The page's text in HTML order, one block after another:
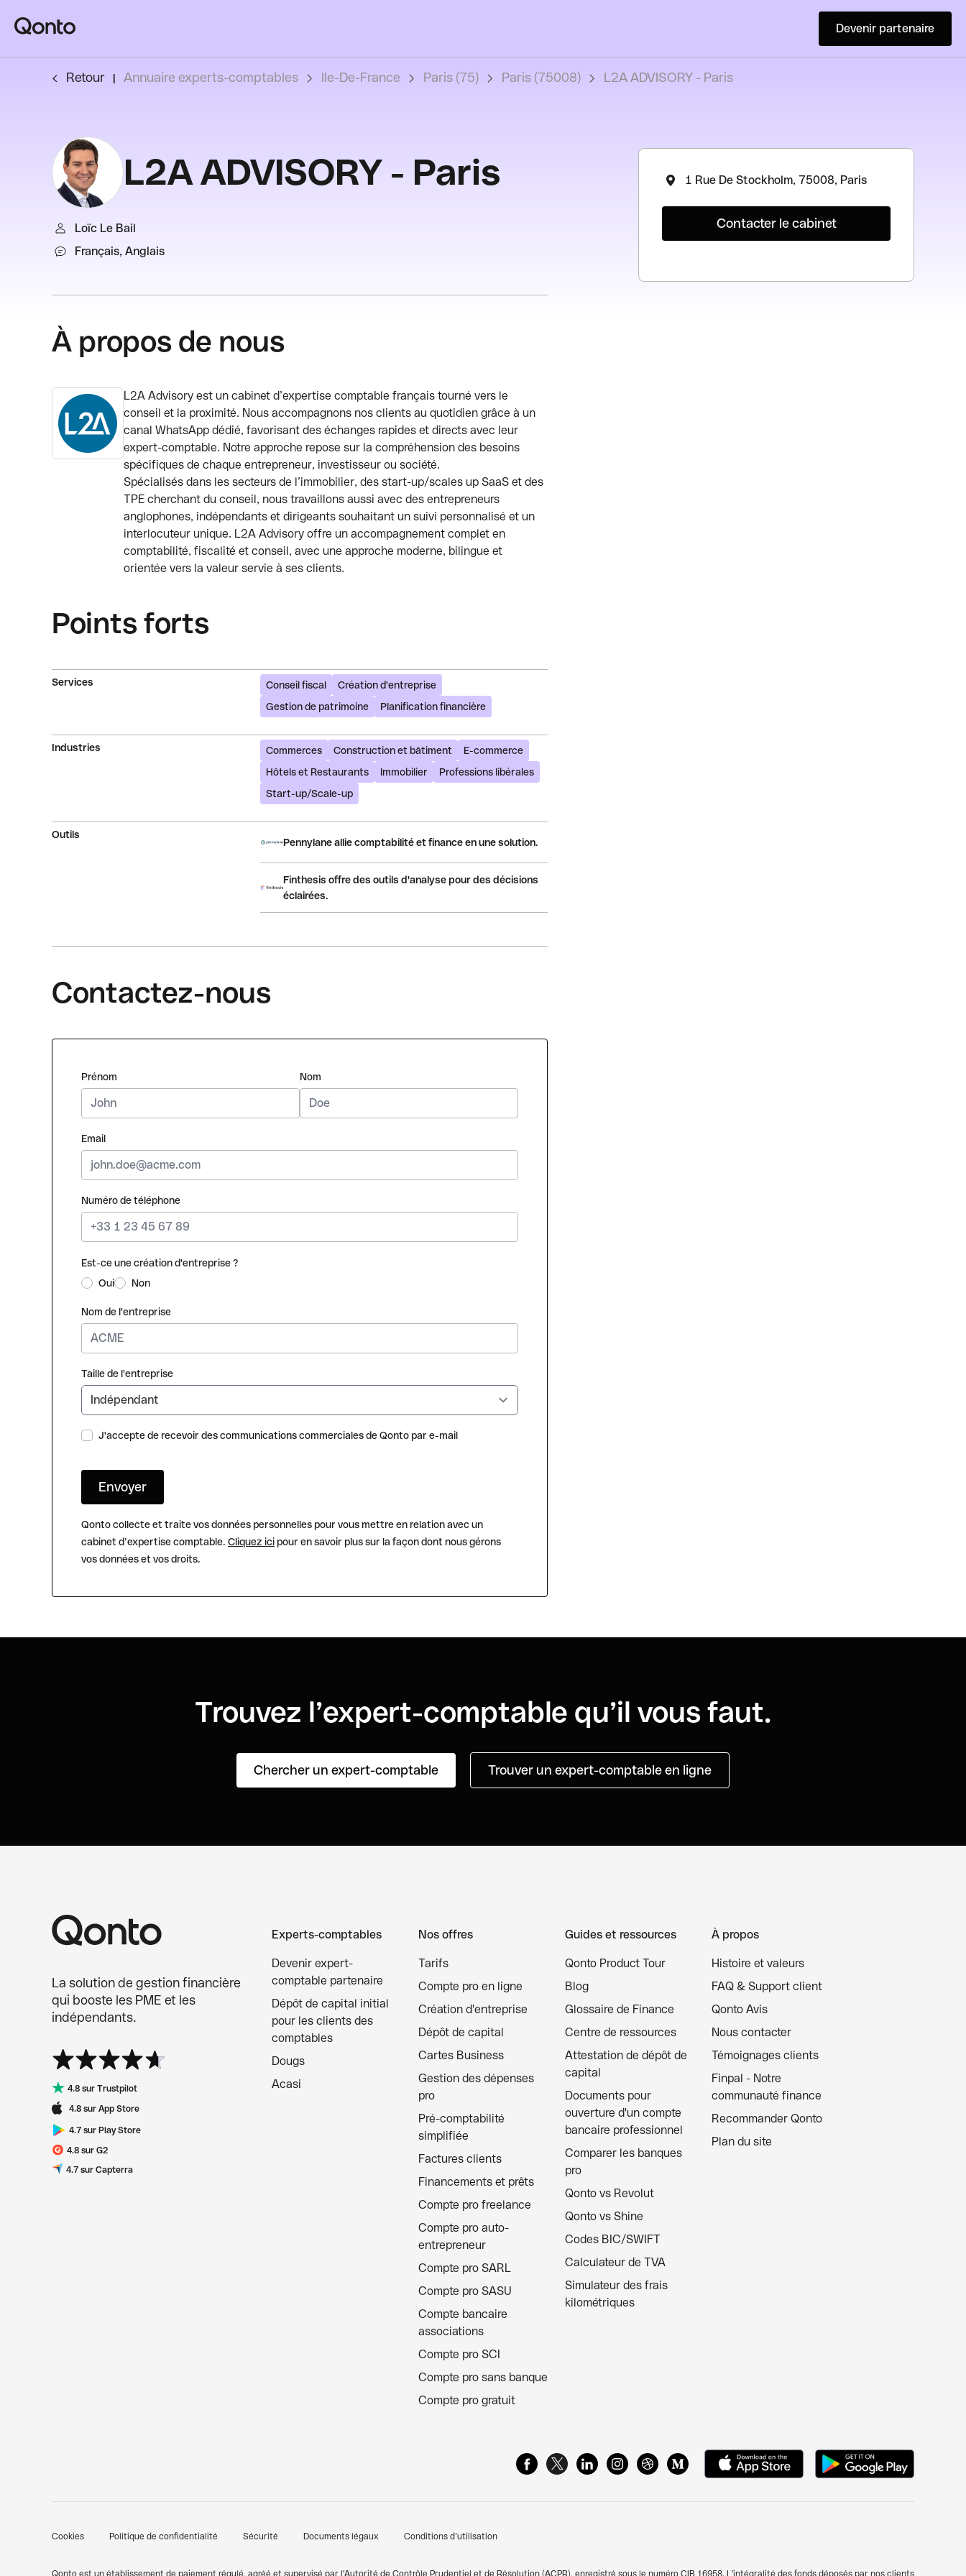
Devenir partenaire
Retour Annuaire experts-comptables Ile-De-France Paris (75) Paris (75008) L2A ADVISORY - Paris
L2A ADVISORY - Paris
Loïc Le Bail
Français, Anglais
À propos de nous
L2A Advisory est un cabinet d’expertise comptable français tourné vers le
conseil et la proximité. Nous accompagnons nos clients au quotidien grâce à un
canal WhatsApp dédié, favorisant des échanges rapides et directs avec leur
expert-comptable. Notre approche repose sur la compréhension des besoins
spécifiques de chaque entrepreneur, investisseur ou société.
Spécialisés dans les secteurs de l’immobilier, des start-up/scales up SaaS et des
TPE cherchant du conseil, nous travaillons aussi avec des entrepreneurs
anglophones, indépendants et dirigeants souhaitant un suivi personnalisé et un
interlocuteur unique. L2A Advisory offre un accompagnement complet en
comptabilité, fiscalité et conseil, avec une approche moderne, bilingue et
orientée vers la valeur servie à ses clients.
Points forts
Services Conseil fiscal
Création d'entreprise
Gestion de patrimoine
Planification financière
Industries Commerces Construction et bâtiment
E-commerce
Hôtels et Restaurants
Immobilier
Professions libérales
Start-up/Scale-up
Outils
Pennylane allie comptabilité et finance en une solution.
Finthesis offre des outils d'analyse pour des décisions
éclairées.
Contactez-nous
Prénom Nom
Email
Numéro de téléphone
Est-ce une création d'entreprise ?
Oui
Non
Nom de l'entreprise
Taille de l'entreprise
J'accepte de recevoir des communications commerciales de Qonto par e-mail
Qonto collecte et traite vos données personnelles pour vous mettre en relation avec un
cabinet d’expertise comptable. Cliquez ici pour en savoir plus sur la façon dont nous gérons
vos données et vos droits.
1 Rue De Stockholm, 75008, Paris
Contacter le cabinet
Trouvez l’expert-comptable qu’il vous faut.
Chercher un expert-comptable Trouver un expert-comptable en ligne
La solution de gestion financière
qui booste les PME et les
indépendants.
4.8 sur Trustpilot
4.8 sur App Store
4.7 sur Play Store
4.8 sur G2
4.7 sur Capterra
Experts-comptables
Devenir expert-
comptable partenaire
Dépôt de capital initial
pour les clients des
comptables
Dougs
Acasi
Nos offres
Tarifs
Compte pro en ligne
Création d'entreprise
Dépôt de capital
Cartes Business
Gestion des dépenses
pro
Pré-comptabilité
simplifiée
Factures clients
Financements et prêts
Compte pro freelance
Compte pro auto-
entrepreneur
Compte pro SARL
Compte pro SASU
Compte bancaire
associations
Compte pro SCI
Compte pro sans banque
Compte pro gratuit
Guides et ressources
Qonto Product Tour
Blog
Glossaire de Finance
Centre de ressources
Attestation de dépôt de
capital
Documents pour
ouverture d'un compte
bancaire professionnel
Comparer les banques
pro
Qonto vs Revolut
Qonto vs Shine
Codes BIC/SWIFT
Calculateur de TVA
Simulateur des frais
kilométriques
À propos
Histoire et valeurs
FAQ & Support client
Qonto Avis
Nous contacter
Témoignages clients
Finpal - Notre
communauté finance
Recommander Qonto
Plan du site
Cookies Politique de confidentialité Sécurité Documents légaux Conditions d’utilisation
Qonto est un établissement de paiement régulé, agréé et supervisé par l'Autorité de Contrôle Prudentiel et de Résolution (ACPR), enregistré sous le numéro CIB 16958. L'intégralité des fonds déposés par nos clients